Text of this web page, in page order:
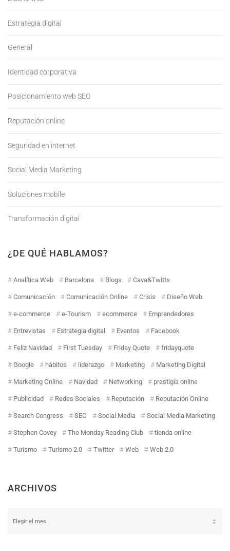
Estrategia digital
General
Identidad corporativa
Posicionamiento web SEO
Reputación online
Seguridad en internet
Social Media Marketing
Soluciones mobile
Transformación digital
¿DE QUÉ HABLAMOS?
Analítica Web Barcelona Blogs Cava&Twitts
Comunicación Comunicación Online Crisis Diseño Web
e-commerce e-Tourism ecommerce Emprendedores
Entrevistas Estrategia digital Eventos Facebook
Feliz Navidad First Tuesday Friday Quote fridayquote
Google hábitos liderazgo Marketing Marketing Digital
Marketing Online Navidad Networking prestigia online
Publicidad Redes Sociales Reputación Reputación Online
Search Congress SEO Social Media Social Media Marketing
Stephen Covey The Monday Reading Club tienda online
Turismo Turismo 2.0 Twitter Web Web 2.0
ARCHIVOS